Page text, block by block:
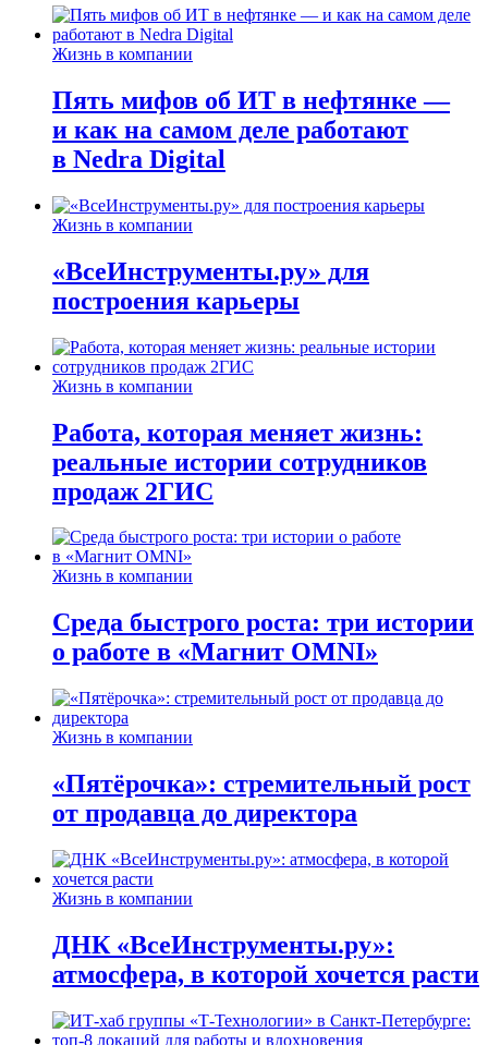
Жизнь в компании
Пять мифов об ИТ в нефтянке —
и как на самом деле работают
в Nedra Digital
Жизнь в компании
«ВсеИнструменты.ру» для
построения карьеры
Жизнь в компании
Работа, которая меняет жизнь:
реальные истории сотрудников
продаж 2ГИС
Жизнь в компании
Среда быстрого роста: три истории
о работе в «Магнит OMNI»
Жизнь в компании
«Пятёрочка»: стремительный рост
от продавца до директора
Жизнь в компании
ДНК «ВсеИнструменты.ру»:
атмосфера, в которой хочется расти